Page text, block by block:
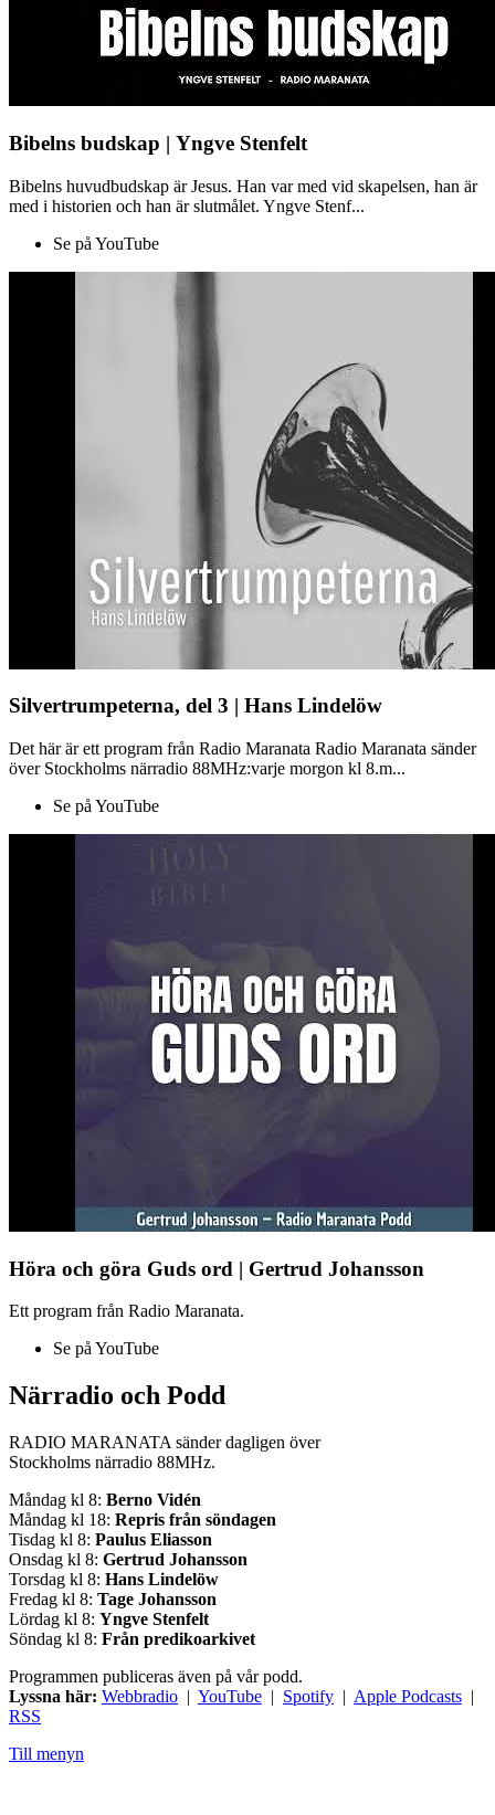
Bibelns budskap | Yngve Stenfelt
Bibelns huvudbudskap är Jesus. Han var med vid skapelsen, han är
med i historien och han är slutmålet. Yngve Stenf...
Se på YouTube
Silvertrumpeterna, del 3 | Hans Lindelöw
Det här är ett program från Radio Maranata Radio Maranata sänder
över Stockholms närradio 88MHz:varje morgon kl 8.m...
Se på YouTube
Höra och göra Guds ord | Gertrud Johansson
Ett program från Radio Maranata.
Se på YouTube
Närradio och Podd
RADIO MARANATA sänder dagligen över
Stockholms närradio 88MHz.
Måndag kl 8: Berno Vidén
Måndag kl 18: Repris från söndagen
Tisdag kl 8: Paulus Eliasson
Onsdag kl 8: Gertrud Johansson
Torsdag kl 8: Hans Lindelöw
Fredag kl 8: Tage Johansson
Lördag kl 8: Yngve Stenfelt
Söndag kl 8: Från predikoarkivet
Programmen publiceras även på vår podd.
Lyssna här: Webbradio | YouTube | Spotify | Apple Podcasts |
RSS
Till menyn